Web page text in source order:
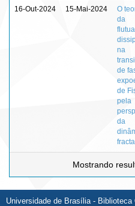
16-Out-2024 15-Mai-2024
O
da
na
de
de
pela
da
Mostrando
Universidade de Brasília - Biblioteca